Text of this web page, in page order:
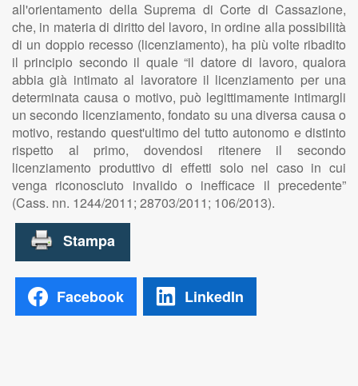
all'orientamento della Suprema di Corte di Cassazione,
che, in materia di diritto del lavoro, in ordine alla possibilità
di un doppio recesso (licenziamento), ha più volte ribadito
il principio secondo il quale “il datore di lavoro, qualora
abbia già intimato al lavoratore il licenziamento per una
determinata causa o motivo, può legittimamente intimargli
un secondo licenziamento, fondato su una diversa causa o
motivo, restando quest'ultimo del tutto autonomo e distinto
rispetto al primo, dovendosi ritenere il secondo
licenziamento produttivo di effetti solo nel caso in cui
venga riconosciuto invalido o inefficace il precedente”
(Cass. nn. 1244/2011; 28703/2011; 106/2013).
Facebook LinkedIn